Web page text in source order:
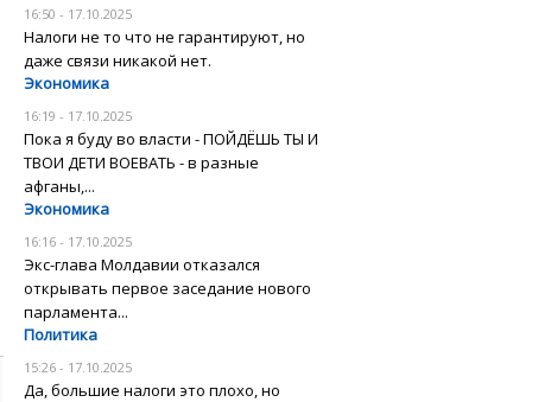
16:50 - 17.10.2025
Налоги не то что не гарантируют, но
даже связи никакой нет.
Экономика
16:19 - 17.10.2025
Пока я буду во власти - ПОЙДЁШЬ ТЫ И
ТВОИ ДЕТИ ВОЕВАТЬ - в разные
афганы,...
Экономика
16:16 - 17.10.2025
Экс-глава Молдавии отказался
открывать первое заседание нового
парламента...
Политика
15:26 - 17.10.2025
Да, большие налоги это плохо, но